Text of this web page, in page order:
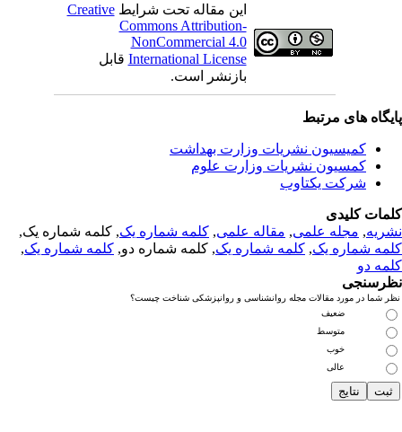
این مقاله تحت شرایطCreative
Commons Attribution-
NonCommercial 4.0
International Licenseقابل
بازنشر است.
های مرتبط
کمیسیون نشریات وزارت بهداشت
کمسیون نشریات وزارت علوم
شرکت یکتاوب
کلیدی
,مجله علمی, مقاله علمی, کلمه شماره یک, کلمه شماره یک,
شماره یک,کلمه شماره یک, کلمه شماره دو,کلمه شماره یک,
دو
شما در مورد مقالات مجله روانشناسی و روانپزشکی شناخت چیست؟
ضعیف
متوسط
خوب
عالی